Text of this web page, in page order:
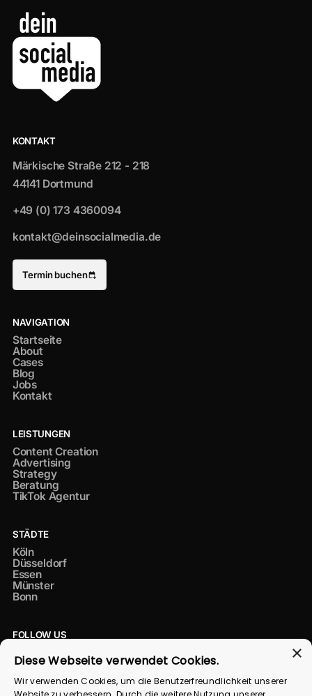
NAVIGATION
Startseite
About
Cases
Blog
Jobs
Kontakt
LEISTUNGEN
Content Creation
Advertising
Strategy
Beratung
TikTok Agentur
STÄDTE
Köln
Düsseldorf
Essen
Münster
Bonn
KONTAKT
Märkische Straße 212 - 218
44141 Dortmund
+49 (0) 173 4360094
kontakt@deinsocialmedia.de
Termin buchen
FOLLOW US
Instagram
LinkedIn
TikTok
Datenschutz
×
Diese Webseite verwendet Cookies.
Wir verwenden Cookies, um die Benutzerfreundlichkeit unserer